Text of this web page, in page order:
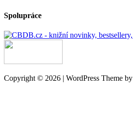
Spolupráce
Copyright © 2026 | WordPress Theme by